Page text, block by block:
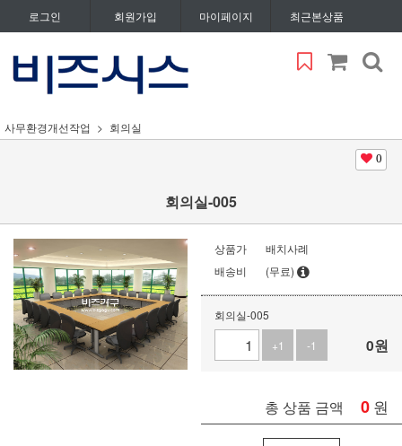
로그인 회원가입 마이페이지 최근본상품
사무환경개선작업 회의실
0
회의실-005
상품가
배치사례
배송비
(무료)
회의실-005
+1
-1 0원
총 상품 금액 0 원